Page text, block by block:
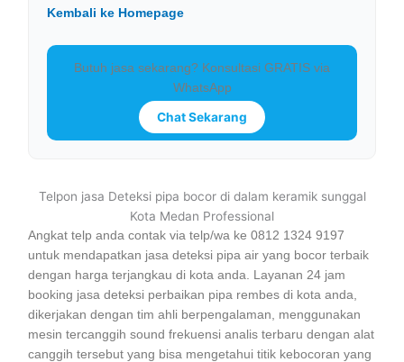
Kembali ke Homepage
Butuh jasa sekarang? Konsultasi GRATIS via
WhatsApp
Chat Sekarang
Telpon jasa Deteksi pipa bocor di dalam keramik sunggal
Kota Medan Professional
Angkat telp anda contak via telp/wa ke 0812 1324 9197
untuk mendapatkan jasa deteksi pipa air yang bocor terbaik
dengan harga terjangkau di kota anda. Layanan 24 jam
booking jasa deteksi perbaikan pipa rembes di kota anda,
dikerjakan dengan tim ahli berpengalaman, menggunakan
mesin tercanggih sound frekuensi analis terbaru dengan alat
canggih tersebut yang bisa mengetahui titik kebocoran yang